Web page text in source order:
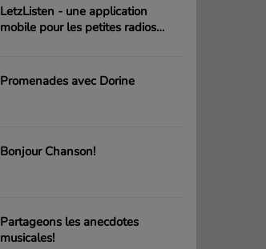
LetzListen - une application
mobile pour les petites radios
Promenades avec Dorine
Bonjour Chanson!
Partageons les anecdotes
musicales!